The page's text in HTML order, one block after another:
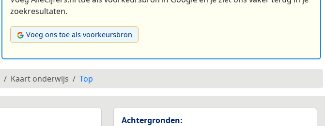
zoekresultaten.
Voeg ons toe als voorkeursbron
Kaart onderwijs Top
Achtergronden: